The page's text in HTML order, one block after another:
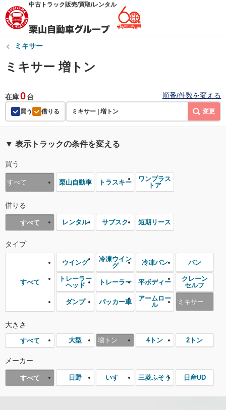
中古トラック販売/買取/レンタル
ミキサー
ミキサー 増トン
在庫0台 順番/件数を変える
買う 借りる ミキサー | 増トン 変更
▼ 表示トラックの条件を変える
買う
すべて 栗山自動車 トラスキー
ワンプラス
トア
借りる
すべて レンタル サブスク 短期リース
タイプ
すべて
ウイング
冷凍ウイン
グ
冷凍バン バン
トレーラー
ヘッド
トレーラー 平ボディー
クレーン
セルフ
ダンプ パッカー車
アームロー
ル
ミキサー
大きさ
すべて 大型 増トン 4トン 2トン
メーカー
すべて 日野 いすゞ 三菱ふそう 日産UD